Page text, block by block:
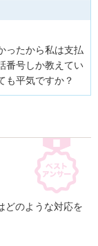
ったから私は支払
番号しか教えてい
も平気ですか？
どのような対応を